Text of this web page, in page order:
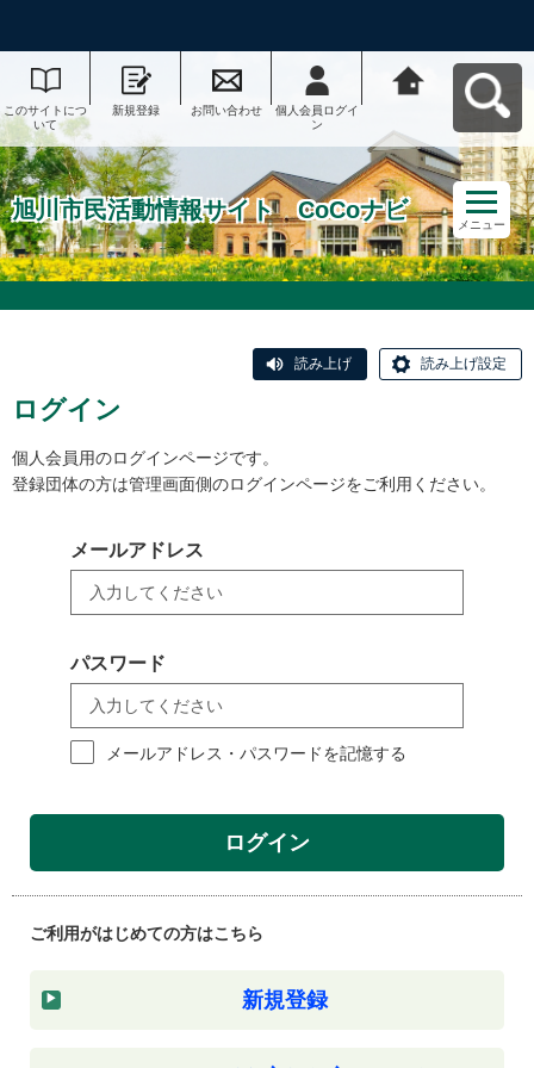
このサイトにつ
いて
新規登録 お問い合わせ
個人会員ログイ
ン
ナビへ戻る
旭川市民活動情報サイト CoCoナビ
メニュー
読み上げ 読み上げ設定
ログイン
個人会員用のログインページです。
登録団体の方は管理画面側のログインページをご利用ください。
メールアドレス
パスワード
メールアドレス・パスワードを記憶する
ログイン
ご利用がはじめての方はこちら
新規登録